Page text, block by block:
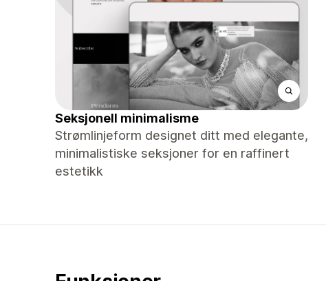
Seksjonell minimalisme
Strømlinjeform designet ditt med elegante,
minimalistiske seksjoner for en raffinert
estetikk